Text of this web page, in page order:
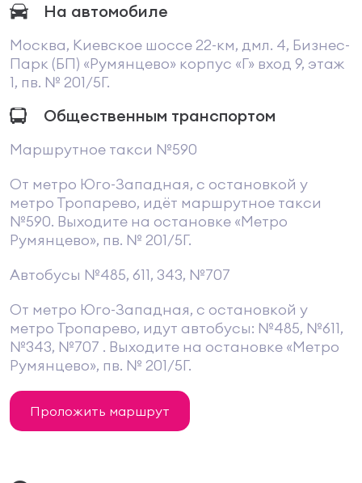
На автомобиле
Москва, Киевское шоссе 22-км, дмл. 4, Бизнес-
Парк (БП) «Румянцево» корпус «Г» вход 9, этаж
1, пв. № 201/5Г.
Общественным транспортом
Маршрутное такси №590
От метро Юго-Западная, с остановкой у
метро Тропарево, идёт маршрутное такси
№590. Выходите на остановке «Метро
Румянцево», пв. № 201/5Г.
Автобусы №485, 611, 343, №707
От метро Юго-Западная, с остановкой у
метро Тропарево, идут автобусы: №485, №611,
№343, №707 . Выходите на остановке «Метро
Румянцево», пв. № 201/5Г.
Проложить маршрут